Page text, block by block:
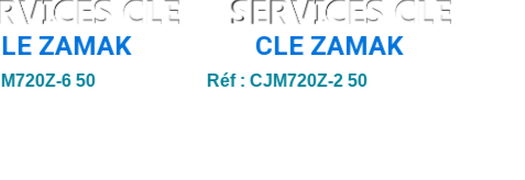
ZAMAK
6 50
CLE ZAMAK
Réf : CJM720Z-2 50